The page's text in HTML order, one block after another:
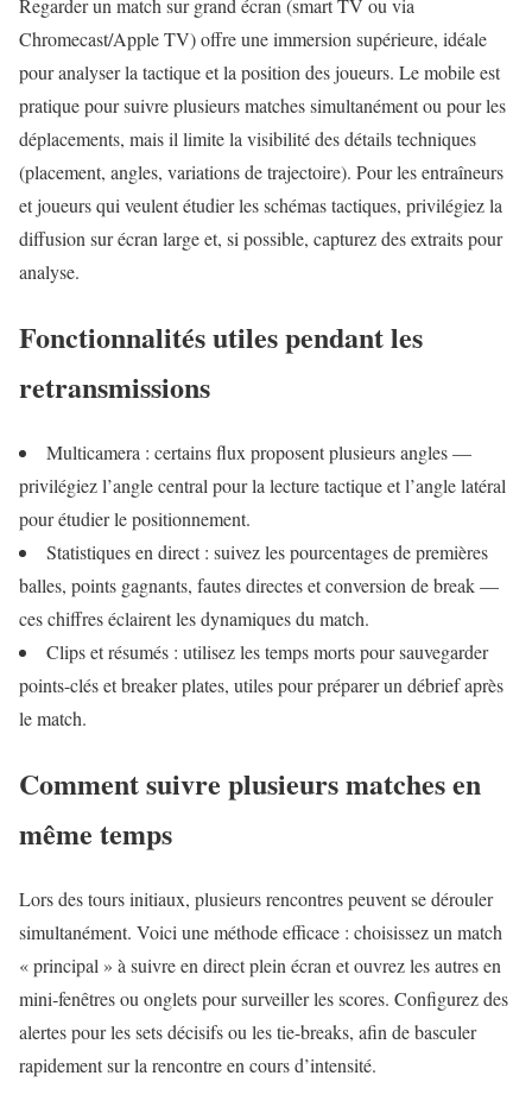
Regarder un match sur grand écran (smart TV ou via
Chromecast/Apple TV) offre une immersion supérieure, idéale
pour analyser la tactique et la position des joueurs. Le mobile est
pratique pour suivre plusieurs matches simultanément ou pour les
déplacements, mais il limite la visibilité des détails techniques
(placement, angles, variations de trajectoire). Pour les entraîneurs
et joueurs qui veulent étudier les schémas tactiques, privilégiez la
diffusion sur écran large et, si possible, capturez des extraits pour
analyse.
Fonctionnalités utiles pendant les
retransmissions
Multicamera : certains flux proposent plusieurs angles —
privilégiez l’angle central pour la lecture tactique et l’angle latéral
pour étudier le positionnement.
Statistiques en direct : suivez les pourcentages de premières
balles, points gagnants, fautes directes et conversion de break —
ces chiffres éclairent les dynamiques du match.
Clips et résumés : utilisez les temps morts pour sauvegarder
points-clés et breaker plates, utiles pour préparer un débrief après
le match.
Comment suivre plusieurs matches en
même temps
Lors des tours initiaux, plusieurs rencontres peuvent se dérouler
simultanément. Voici une méthode efficace : choisissez un match
« principal » à suivre en direct plein écran et ouvrez les autres en
mini‑fenêtres ou onglets pour surveiller les scores. Configurez des
alertes pour les sets décisifs ou les tie-breaks, afin de basculer
rapidement sur la rencontre en cours d’intensité.